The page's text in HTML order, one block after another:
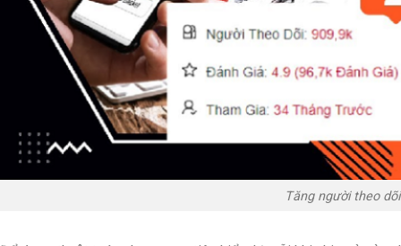
Tăng người theo